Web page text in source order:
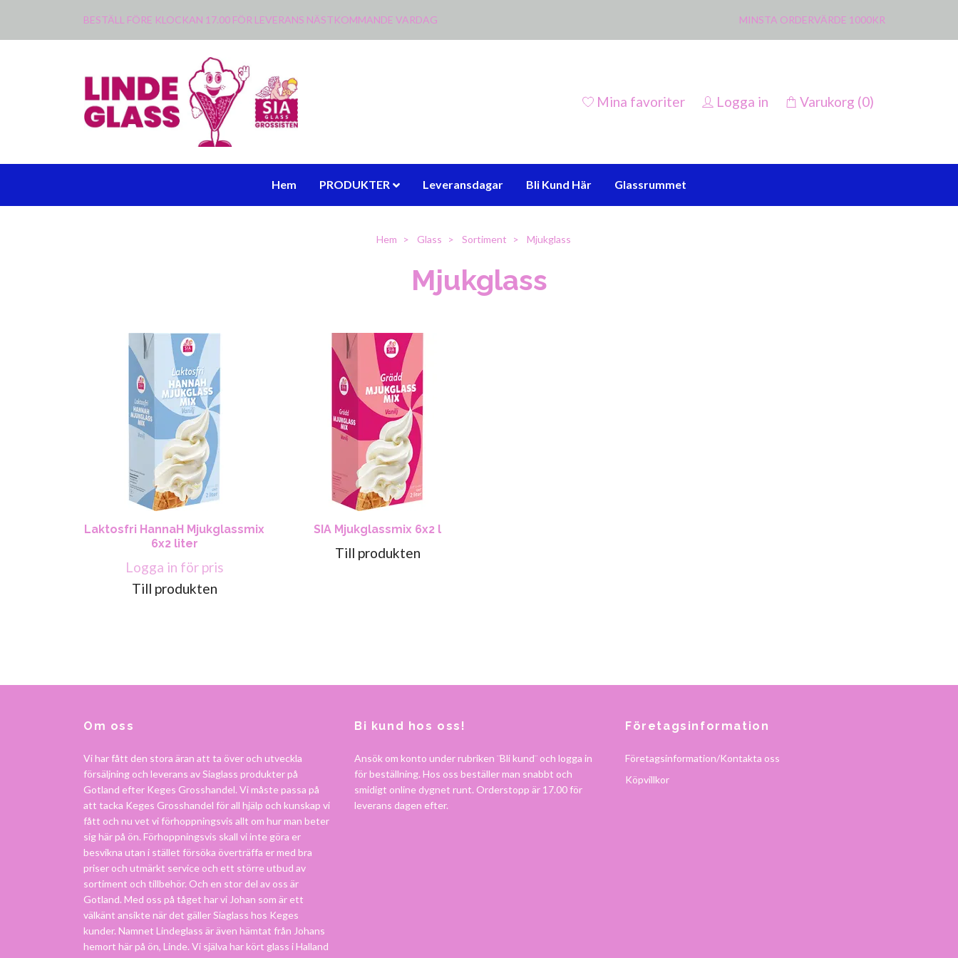
BESTÄLL FÖRE KLOCKAN 17.00 FÖR LEVERANS NÄSTKOMMANDE VARDAG MINSTA ORDERVÄRDE 1000KR
Mina favoriter Logga in Varukorg (0)
Hem PRODUKTER Leveransdagar Bli Kund Här Glassrummet
Hem Glass Sortiment Mjukglass
Mjukglass
Laktosfri HannaH Mjukglassmix
6x2 liter
Logga in för pris
Till produkten
SIA Mjukglassmix 6x2 l
Till produkten
Om oss
Vi har fått den stora äran att ta över och utveckla
försäljning och leverans av Siaglass produkter på
Gotland efter Keges Grosshandel. Vi måste passa på
att tacka Keges Grosshandel för all hjälp och kunskap vi
fått och nu vet vi förhoppningsvis allt om hur man beter
sig här på ön. Förhoppningsvis skall vi inte göra er
besvikna utan i stället försöka överträffa er med bra
priser och utmärkt service och ett större utbud av
sortiment och tillbehör. Och en stor del av oss är
Gotland. Med oss på tåget har vi Johan som är ett
välkänt ansikte när det gäller Siaglass hos Keges
kunder. Namnet Lindeglass är även hämtat från Johans
hemort här på ön, Linde. Vi själva har kört glass i Halland
Bi kund hos oss!
Ansök om konto under rubriken ¨Bli kund¨ och logga in
för beställning. Hos oss beställer man snabbt och
smidigt online dygnet runt. Orderstopp är 17.00 för
leverans dagen efter.
Företagsinformation
Företagsinformation/Kontakta oss
Köpvillkor